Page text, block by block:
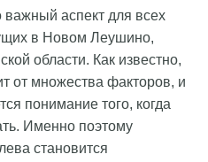
аспект для всех
в Новом Леушино,
области. Как известно,
от множества факторов, и
понимание того, когда
Именно поэтому
становится